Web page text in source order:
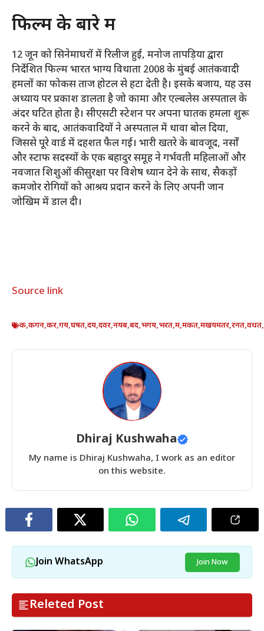
फिल्म के बारे में
12 जून को सिनेमाघरों में रिलीज हुई, मनोज तापड़िया द्वारा
निर्देशित फिल्म भारत भाग्य विधाता 2008 के मुंबई आतंकवादी
हमलों का फोकस ताज होटल से हटा देती है। इसके बजाय, यह उस
अध्याय पर प्रकाश डालता है जो कामा और एल्बलेस अस्पताल के
अंदर घटित होता है। सीएसटी स्टेशन पर अपना घातक हमला शुरू
करने के बाद, आतंकवादियों ने अस्पताल में धावा बोल दिया,
जिससे पूरे वार्ड में दहशत फैल गई। भारी खतरे के बावजूद, नर्सों
और स्टाफ सदस्यों के एक बहादुर समूह ने गर्भवती महिलाओं और
नवजात शिशुओं की सुरक्षा पर विशेष ध्यान देने के साथ, सैकड़ों
कमजोर रोगियों को आश्रय प्रदान करने के लिए अपनी जान
जोखिम में डाल दी।
Source link
क,कगन,कर,गय,घषत,दय,दवर,नयब,बद,भगय,भरत,म,मकत,मखयमतर,रनत,वधत,
Dhiraj Kushwaha
My name is Dhiraj Kushwaha, I work as an editor
on this website.
Join WhatsApp Join Now
Releted Post